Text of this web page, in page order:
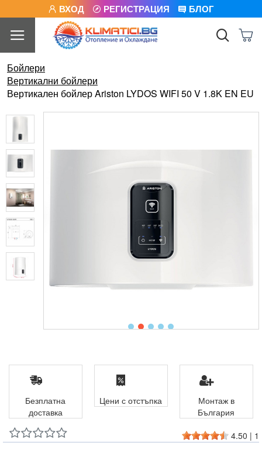
ВХОД РЕГИСТРАЦИЯ БЛОГ
Бойлери
Вертикални бойлери
Вертикален бойлер Ariston LYDOS WIFI 50 V 1.8K EN EU
4.50 | 1
Безплатна
доставка
Цени с отстъпка
Монтаж в
България